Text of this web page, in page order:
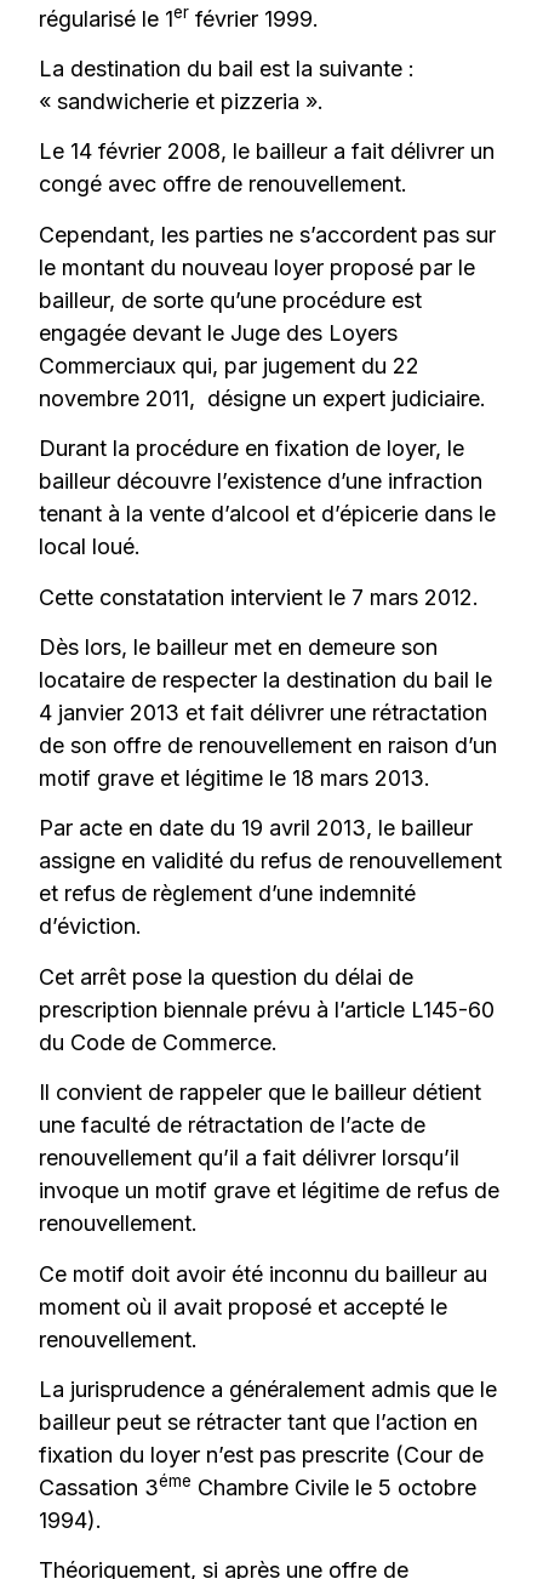
régularisé le 1er février 1999.
La destination du bail est la suivante :
« sandwicherie et pizzeria ».
Le 14 février 2008, le bailleur a fait délivrer un
congé avec offre de renouvellement.
Cependant, les parties ne s’accordent pas sur
le montant du nouveau loyer proposé par le
bailleur, de sorte qu’une procédure est
engagée devant le Juge des Loyers
Commerciaux qui, par jugement du 22
novembre 2011, désigne un expert judiciaire.
Durant la procédure en fixation de loyer, le
bailleur découvre l’existence d’une infraction
tenant à la vente d’alcool et d’épicerie dans le
local loué.
Cette constatation intervient le 7 mars 2012.
Dès lors, le bailleur met en demeure son
locataire de respecter la destination du bail le
4 janvier 2013 et fait délivrer une rétractation
de son offre de renouvellement en raison d’un
motif grave et légitime le 18 mars 2013.
Par acte en date du 19 avril 2013, le bailleur
assigne en validité du refus de renouvellement
et refus de règlement d’une indemnité
d’éviction.
Cet arrêt pose la question du délai de
prescription biennale prévu à l’article L145-60
du Code de Commerce.
Il convient de rappeler que le bailleur détient
une faculté de rétractation de l’acte de
renouvellement qu’il a fait délivrer lorsqu’il
invoque un motif grave et légitime de refus de
renouvellement.
Ce motif doit avoir été inconnu du bailleur au
moment où il avait proposé et accepté le
renouvellement.
La jurisprudence a généralement admis que le
bailleur peut se rétracter tant que l’action en
fixation du loyer n’est pas prescrite (Cour de
Cassation 3éme Chambre Civile le 5 octobre
1994).
Théoriquement, si après une offre de